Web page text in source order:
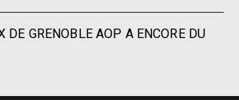
GRENOBLE AOP A ENCORE DU